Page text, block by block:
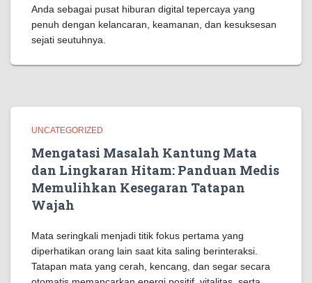
Anda sebagai pusat hiburan digital tepercaya yang
penuh dengan kelancaran, keamanan, dan kesuksesan
sejati seutuhnya.
UNCATEGORIZED
Mengatasi Masalah Kantung Mata
dan Lingkaran Hitam: Panduan Medis
Memulihkan Kesegaran Tatapan
Wajah
Mata seringkali menjadi titik fokus pertama yang
diperhatikan orang lain saat kita saling berinteraksi.
Tatapan mata yang cerah, kencang, dan segar secara